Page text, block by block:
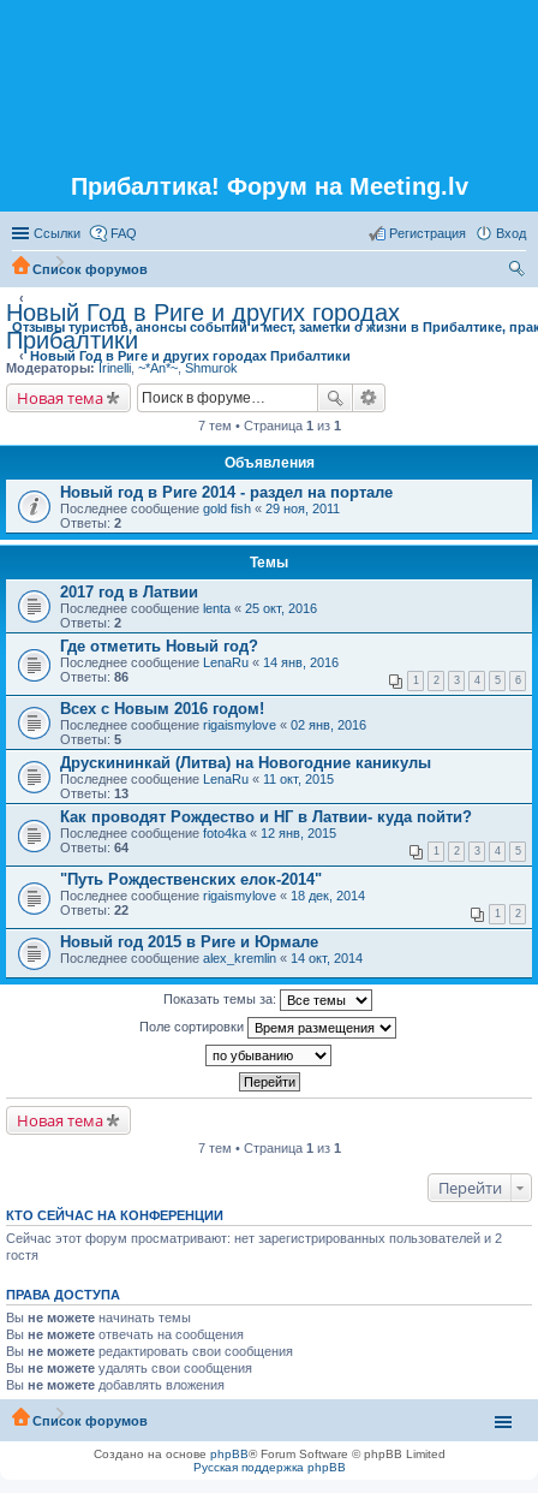
Прибалтика! Форум на Meeting.lv
Ссылки FAQ Вход
Регистрация
Список форумов
Отзывы туристов, анонсы событий и мест, заметки о жизни в Прибалтике,
Новый Год в Риге и других городах Прибалтики
ск
Новый Год в Риге и других городах
Прибалтики
Модераторы: Irinelli ~*An*~ Shmurok
Новая тема
7 тем • Страница 1 из 1
Объявления
Новый год в Риге 2014 - раздел на портале
Последнее сообщение gold fish « 29 ноя, 2011
Ответы: 2
Темы
2017 год в Латвии
Последнее сообщение lenta « 25 окт, 2016
Ответы: 2
Где отметить Новый год?
Последнее сообщение LenaRu « 14 янв, 2016
Ответы: 86 1 2 3 4 5 6
Всех с Новым 2016 годом!
Последнее сообщение rigaismylove « 02 янв, 2016
Ответы: 5
Друскининкай (Литва) на Новогодние каникулы
Последнее сообщение LenaRu « 11 окт, 2015
Ответы: 13
Как проводят Рождество и НГ в Латвии- куда пойти?
Последнее сообщение foto4ka « 12 янв, 2015
Ответы: 64 1 2 3 4 5
"Путь Рождественских елок-2014"
Последнее сообщение rigaismylove « 18 дек, 2014
Ответы: 22 1 2
Новый год 2015 в Риге и Юрмале
Последнее сообщение alex_kremlin « 14 окт, 2014
Показать темы за:
Поле сортировки
Новая тема
7 тем • Страница 1 из 1
Перейти
КТО СЕЙЧАС НА КОНФЕРЕНЦИИ
Сейчас этот форум просматривают: нет зарегистрированных пользователей и 2
гостя
ПРАВА ДОСТУПА
Вы не можете начинать темы
Вы не можете отвечать на сообщения
Вы не можете редактировать свои сообщения
Вы не можете удалять свои сообщения
Вы не можете добавлять вложения
Список форумов
Создано на основе phpBB® Forum Software © phpBB Limited
Русская поддержка phpBB